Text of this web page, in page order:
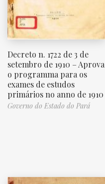
Decreto n. 1722 de 3 de
setembro de 1910 – Aprova
o programma para os
exames de estudos
primários no anno de 1910
Governo do Estado do Pará